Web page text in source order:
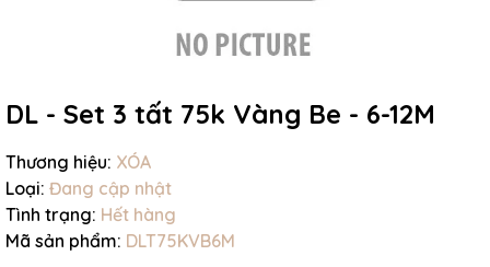
DL - Set 3 tất 75k Vàng Be - 6-12M
Thương hiệu: XÓA
Loại: Đang cập nhật
Tình trạng: Hết hàng
Mã sản phẩm: DLT75KVB6M
Điều kiện: